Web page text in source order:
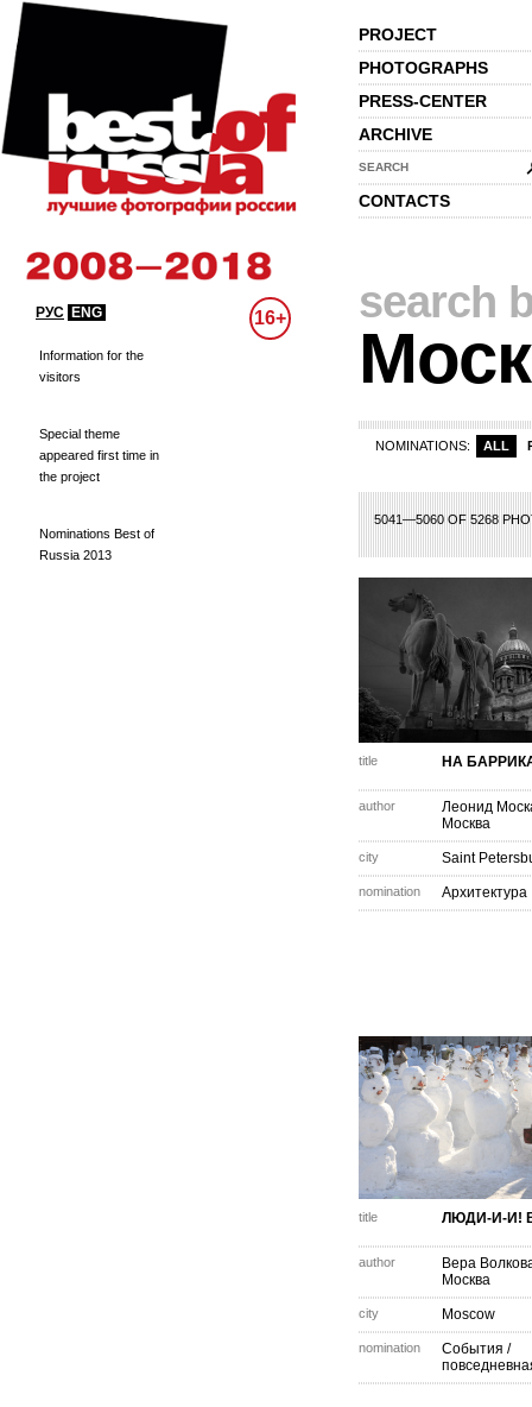
PROJECT
PHOTOGRAPHS
PRESS-CENTER
ARCHIVE
SEARCH
CONTACTS
РУС ENG 16+
Information for the
visitors
Special theme
appeared first time in
the project
Nominations Best of
Russia 2013
search
NOMINATIONS: ALL
5041—5060 OF 5268
243 244 245 246
title НА
author
Леонид
Москва
city Saint
nomination Архитектура
title ЛЮДИ-И-И!
author
Вера
Москва
city Moscow
nomination
События /